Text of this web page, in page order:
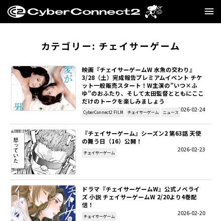
MANGA・NOVEL
FILM
CC2STORE
COMPANY
RECRUIT
SNS
カテゴリー: チェイサーゲーム
映画『チェイサーゲームW 水魚の交わり』
3/28（土）完成報告プレミアムイベント チケ
ット一般販売スタート！W主演の”いつ×ふ
ゆ”のおふたり、そして太田監督とともにここ
だけのトークを楽しみましょう
2026-02-24
CyberConnect2 FILM チェイサーゲーム ニュース
『チェイサーゲーム』シーズン2 第63話 天使
の舞う日（16）公開！
2026-02-23
チェイサーゲーム
ドラマ『チェイサーゲームW』公式ノベライ
ズ 小説 チェイサーゲームW 2/20より4巻配
信！
2026-02-20
チェイサーゲーム